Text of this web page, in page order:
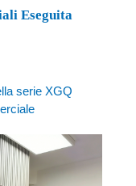
Eseguita
serie XGQ
vendita